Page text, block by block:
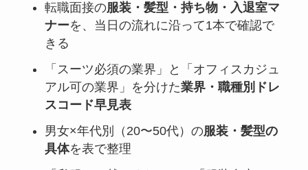
転職面接の服装・髪型・持ち物・入退室マ
ナーを、当日の流れに沿って1本で確認で
きる
「スーツ必須の業界」と「オフィスカジュ
アル可の業界」を分けた業界・職種別ドレ
スコード早見表
男女×年代別（20〜50代）の服装・髪型の
具体を表で整理